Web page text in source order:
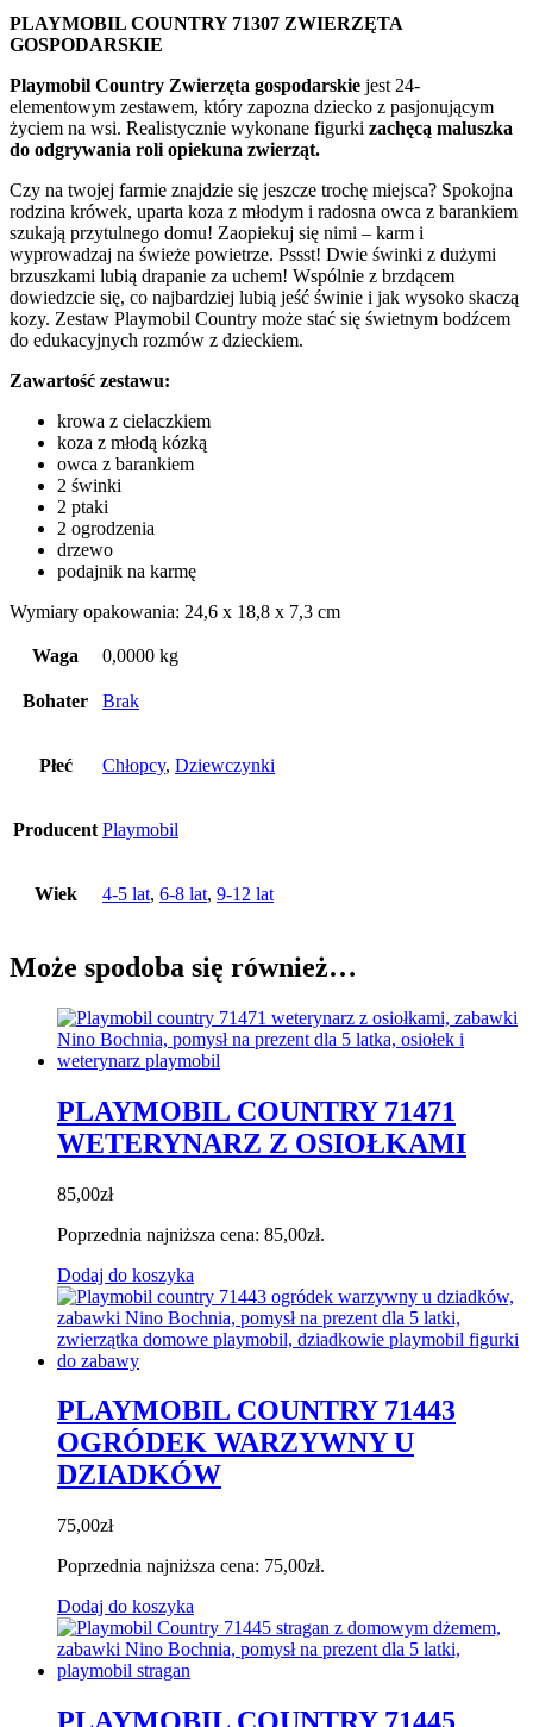
PLAYMOBIL COUNTRY 71307 ZWIERZĘTA
GOSPODARSKIE
Playmobil Country Zwierzęta gospodarskie jest 24-
elementowym zestawem, który zapozna dziecko z pasjonującym
życiem na wsi. Realistycznie wykonane figurki zachęcą maluszka
do odgrywania roli opiekuna zwierząt.
Czy na twojej farmie znajdzie się jeszcze trochę miejsca? Spokojna
rodzina krówek, uparta koza z młodym i radosna owca z barankiem
szukają przytulnego domu! Zaopiekuj się nimi – karm i
wyprowadzaj na świeże powietrze. Pssst! Dwie świnki z dużymi
brzuszkami lubią drapanie za uchem! Wspólnie z brzdącem
dowiedzcie się, co najbardziej lubią jeść świnie i jak wysoko skaczą
kozy. Zestaw Playmobil Country może stać się świetnym bodźcem
do edukacyjnych rozmów z dzieckiem.
Zawartość zestawu:
krowa z cielaczkiem
koza z młodą kózką
owca z barankiem
2 świnki
2 ptaki
2 ogrodzenia
drzewo
podajnik na karmę
Wymiary opakowania: 24,6 x 18,8 x 7,3 cm
Waga 0,0000 kg
Bohater Brak
Płeć Chłopcy, Dziewczynki
Producent Playmobil
Wiek 4-5 lat, 6-8 lat, 9-12 lat
Może spodoba się również…
PLAYMOBIL COUNTRY 71471
WETERYNARZ Z OSIOŁKAMI
85,00zł
Poprzednia najniższa cena: 85,00zł.
Dodaj do koszyka
PLAYMOBIL COUNTRY 71443
OGRÓDEK WARZYWNY U
DZIADKÓW
75,00zł
Poprzednia najniższa cena: 75,00zł.
Dodaj do koszyka